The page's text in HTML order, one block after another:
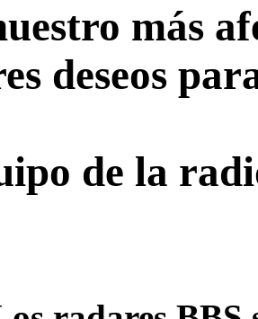
más
deseos
de la